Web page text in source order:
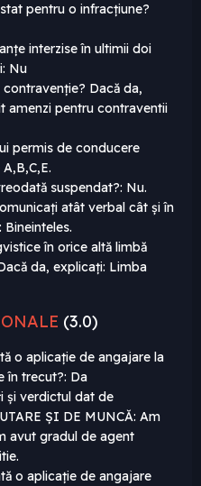
pentru o infracțiune?
interzise în ultimii doi
Nu
Dacă da,
amenzi pentru contraventii
permis de conducere
suspendat?: Nu.
atât verbal cât și în
Bineinteles.
în orice altă limbă
da, explicați: Limba
(3.0)
o aplicație de angajare la
în trecut?: Da
și verdictul dat de
ȘI DE MUNCĂ: Am
avut gradul de agent
o aplicație de angajare